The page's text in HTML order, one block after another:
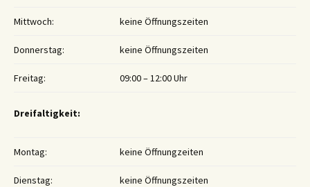
Mittwoch: keine Öffnungszeiten
Donnerstag: keine Öffnungszeiten
Freitag: 09:00 – 12:00 Uhr
Dreifaltigkeit:
Montag: keine Öffnungzeiten
Dienstag: keine Öffnungszeiten